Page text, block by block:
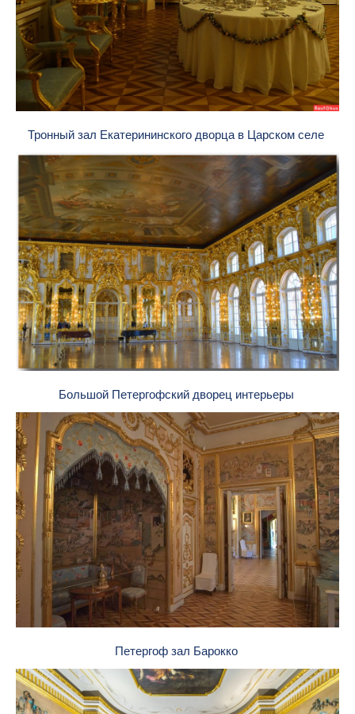
Тронный зал Екатерининского дворца в Царском селе
Большой Петергофский дворец интерьеры
Петергоф зал Барокко